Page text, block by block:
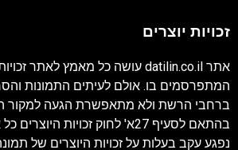
זכויות יוצרים
אתר datilin.co.il עושה כל מאמץ לאתר
המתפרסמים בו. אולם לעיתים התמונות
ברחבי הרשת ולא מתאפשרת הגעה למקור
בהתאם לסעיף 27א' לחוק זכויות
נפגע עקב בעלות על זכויות היוצרים של